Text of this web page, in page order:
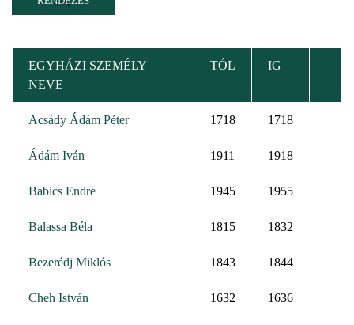
EGYHÁZI SZEMÉLY
NEVE
TÓL IG
Acsády Ádám Péter 1718 1718
Ádám Iván 1911 1918
Babics Endre 1945 1955
Balassa Béla 1815 1832
Bezerédj Miklós 1843 1844
Cheh István 1632 1636